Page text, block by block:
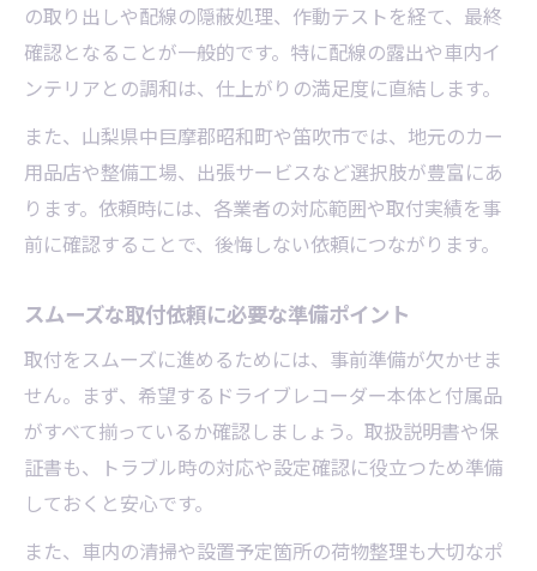
の取り出しや配線の隠蔽処理、作動テストを経て、最終
確認となることが一般的です。特に配線の露出や車内イ
ンテリアとの調和は、仕上がりの満足度に直結します。
また、山梨県中巨摩郡昭和町や笛吹市では、地元のカー
用品店や整備工場、出張サービスなど選択肢が豊富にあ
ります。依頼時には、各業者の対応範囲や取付実績を事
前に確認することで、後悔しない依頼につながります。
スムーズな取付依頼に必要な準備ポイント
取付をスムーズに進めるためには、事前準備が欠かせま
せん。まず、希望するドライブレコーダー本体と付属品
がすべて揃っているか確認しましょう。取扱説明書や保
証書も、トラブル時の対応や設定確認に役立つため準備
しておくと安心です。
また、車内の清掃や設置予定箇所の荷物整理も大切なポ